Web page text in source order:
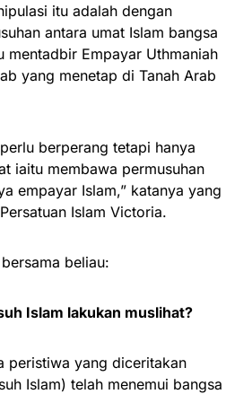
itu adalah dengan
antara umat Islam bangsa
mentadbir Empayar Uthmaniah
yang menetap di Tanah Arab
berperang tetapi hanya
iaitu membawa permusuhan
empayar Islam,” katanya yang
Islam Victoria.
beliau:
Islam lakukan muslihat?
peristiwa yang diceritakan
Islam) telah menemui bangsa